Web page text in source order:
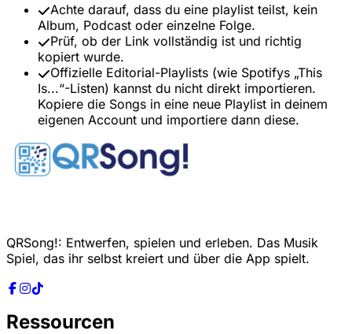
Achte darauf, dass du eine playlist teilst, kein
Album, Podcast oder einzelne Folge.
Prüf, ob der Link vollständig ist und richtig
kopiert wurde.
Offizielle Editorial-Playlists (wie Spotifys „This
Is...“-Listen) kannst du nicht direkt importieren.
Kopiere die Songs in eine neue Playlist in deinem
eigenen Account und importiere dann diese.
QRSong!: Entwerfen, spielen und erleben. Das Musik
Spiel, das ihr selbst kreiert und über die App spielt.
Ressourcen